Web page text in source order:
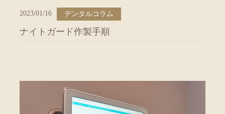
2023/01/16 デンタルコラム
ナイトガード作製手順